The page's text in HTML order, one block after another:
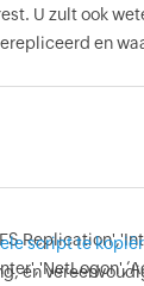
U zult ook
en
script te
en